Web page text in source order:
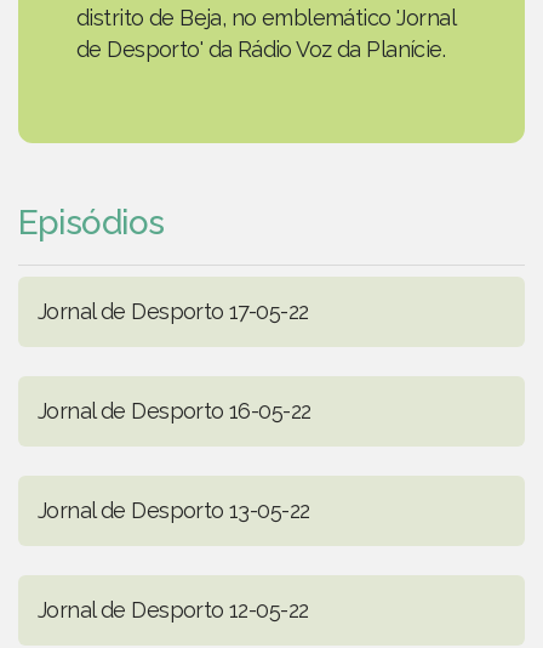
distrito de Beja, no emblemático 'Jornal
de Desporto' da Rádio Voz da Planície.
Episódios
Jornal de Desporto 17-05-22
Jornal de Desporto 16-05-22
Jornal de Desporto 13-05-22
Jornal de Desporto 12-05-22